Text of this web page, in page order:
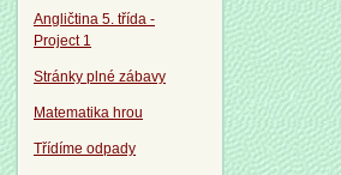
Angličtina 5. třída -
Project 1
Stránky plné zábavy
Matematika hrou
Třídíme odpady